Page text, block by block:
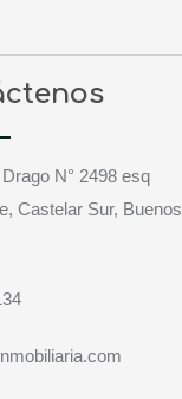
N° 2498 esq
Castelar Sur, Buenos